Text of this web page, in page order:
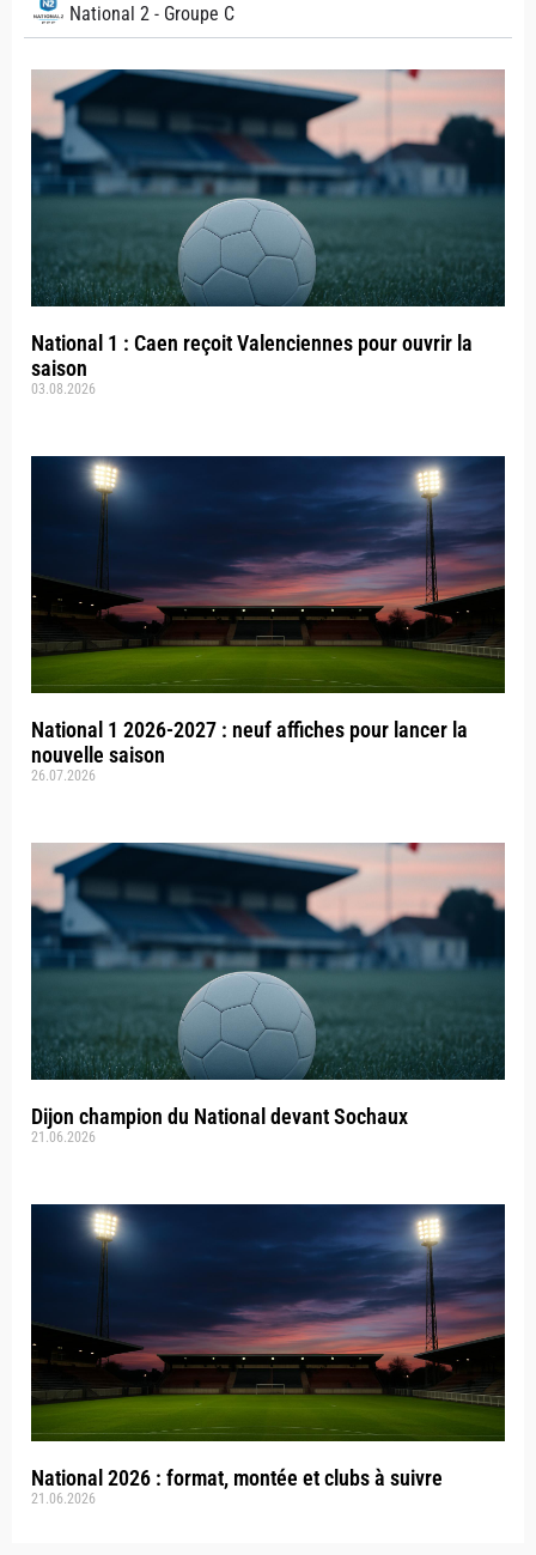
National 2 - Groupe C
National 1 : Caen reçoit Valenciennes pour ouvrir la
saison
03.08.2026
National 1 2026-2027 : neuf affiches pour lancer la
nouvelle saison
26.07.2026
Dijon champion du National devant Sochaux
21.06.2026
National 2026 : format, montée et clubs à suivre
21.06.2026